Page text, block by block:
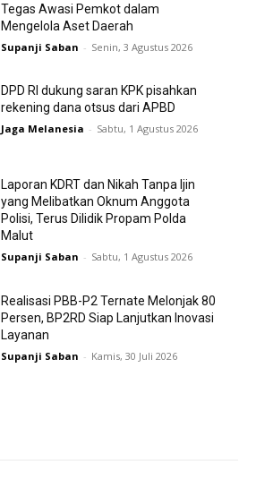
Tegas Awasi Pemkot dalam
Mengelola Aset Daerah
Supanji Saban - Senin, 3 Agustus 2026
DPD RI dukung saran KPK pisahkan
rekening dana otsus dari APBD
Jaga Melanesia - Sabtu, 1 Agustus 2026
Laporan KDRT dan Nikah Tanpa Ijin
yang Melibatkan Oknum Anggota
Polisi, Terus Dilidik Propam Polda
Malut
Supanji Saban - Sabtu, 1 Agustus 2026
Realisasi PBB-P2 Ternate Melonjak 80
Persen, BP2RD Siap Lanjutkan Inovasi
Layanan
Supanji Saban - Kamis, 30 Juli 2026